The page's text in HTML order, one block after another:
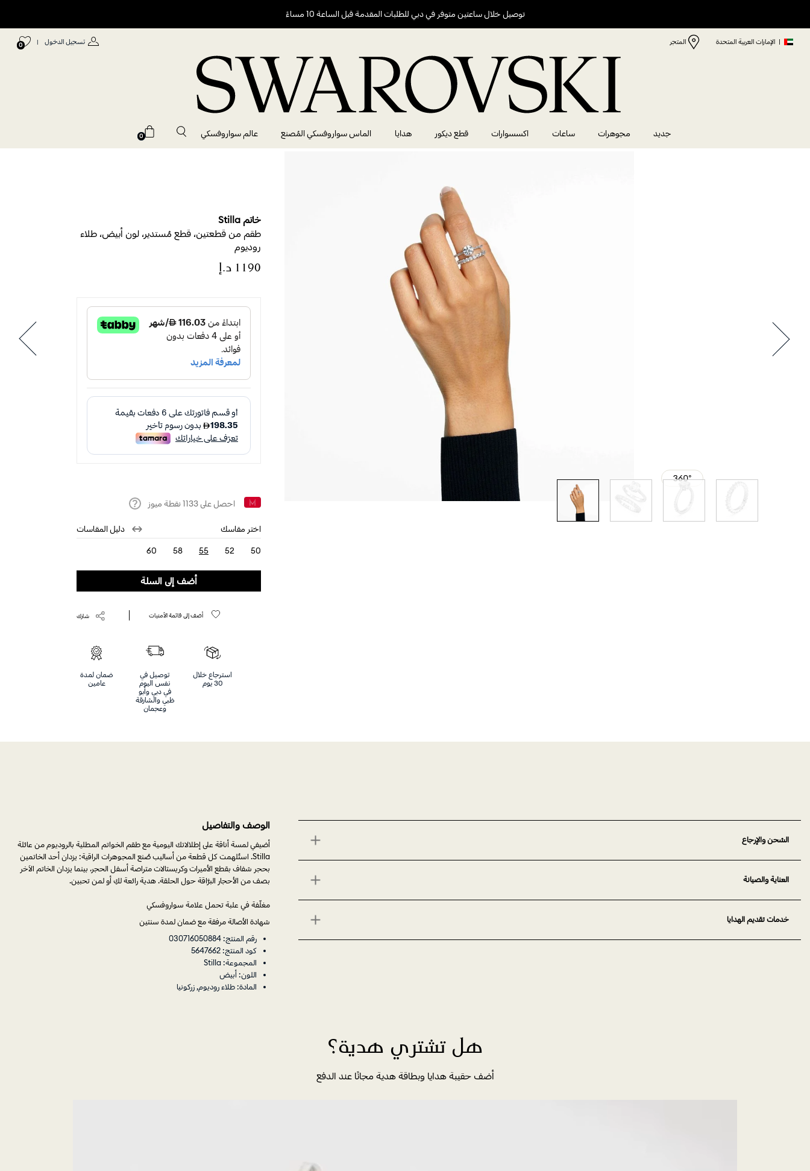
توصيل خلال ساعتين متوفر في دبي للطلبات المقدمة قبل الساعة 10 مساءً
| الإمارات العربية المتحدة المتجر تسجيل الدخول |
0
جديد مجوهرات ساعات اكسسوارات قطع ديكور هدايا الماس سواروفسكي المُصنع عالم سواروفسكي 0
خاتم Stilla
طقم من قطعتين، قطع مُستدير، لون أبيض، طلاء
روديوم
احصل على 1133 نقطة ميوز
اختر مقاسك
دليل المقاسات
50
52
55
58
60
أضف إلى السلة
أضف إلى قائمة الأمنيات شارك
استرجاع خلال
30 يوم
توصيل في
نفس اليوم
في دبي وأبو
ظبي والشارقة
وعجمان
ضمان لمدة
عامين
الشحن والإرجاع
العناية والصيانة
خدمات تقديم الهدايا
الوصف والتفاصيل
أضيفي لمسة أناقة على إطلالاتك اليومية مع طقم الخواتم المطلية بالروديوم من عائلة
Stilla. استُلهمت كل قطعة من أساليب صُنع المجوهرات الراقية: يزدان أحد الخاتمين
بحجر شفاف بقطع الأميرات وكريستالات متراصة أسفل الحجر، بينما يزدان الخاتم الآخر
بصف من الأحجار البرَّاقة حول الحلقة. هدية رائعة لكِ أو لمن تحبين.
مغلّفة في علبة تحمل علامة سواروفسكي
شهادة الأصالة مرفقة مع ضمان لمدة سنتين
رقم المنتج: 030716050884
كود المنتج: 5647662
المجموعة: Stilla
اللون: أبيض
المادة: طلاء روديوم, زركونيا
هل تشتري هدية؟
أضف حقيبة هدايا وبطاقة هدية مجانًا عند الدفع